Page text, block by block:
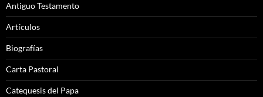
Antiguo Testamento
Artículos
Biografías
Carta Pastoral
Catequesis del Papa